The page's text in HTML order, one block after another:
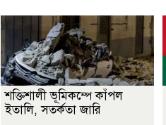
শক্তিশালী ভূমিকম্পে কাঁপল
ইতালি, সতর্কতা জারি